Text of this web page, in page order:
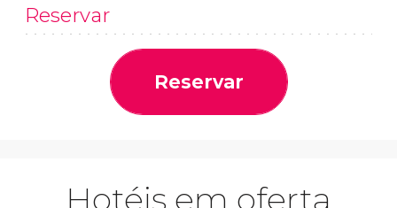
Reservar
Reservar
Hotéis em oferta